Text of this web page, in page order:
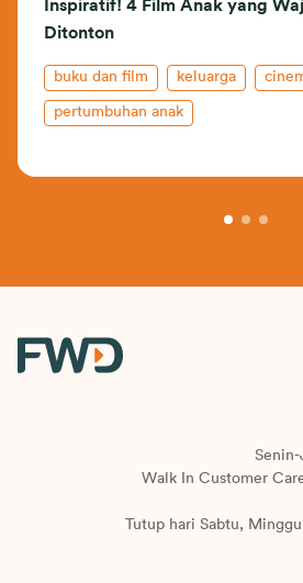
Inspiratif! 4 Film Anak yang
Ditonton
buku dan film keluarga
pertumbuhan anak
Senin-
Walk In Customer
Tutup hari Sabtu,